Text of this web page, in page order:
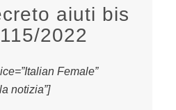
aiuti bis
2022
Female”
notizia”]